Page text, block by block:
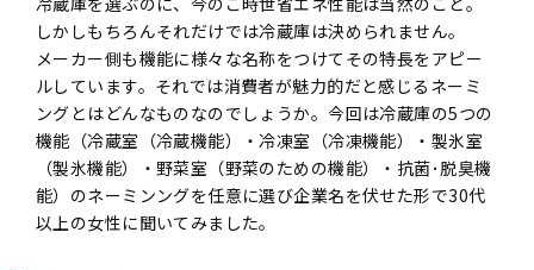
しかしもちろんそれだけでは冷蔵庫は決められません。
メーカー側も機能に様々な名称をつけてその特長をアピー
ルしています。それでは消費者が魅力的だと感じるネーミ
ングとはどんなものなのでしょうか。今回は冷蔵庫の5つの
機能（冷蔵室（冷蔵機能）・冷凍室（冷凍機能）・製氷室
（製氷機能）・野菜室（野菜のための機能）・抗菌･脱臭機
能）のネーミンングを任意に選び企業名を伏せた形で30代
以上の女性に聞いてみました。